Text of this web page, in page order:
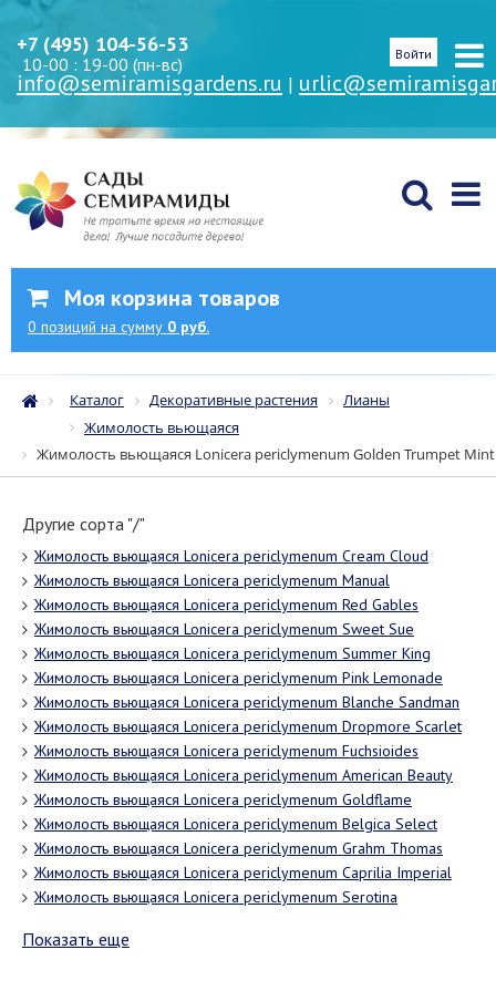
+7 (495) 104-56-53
10-00 : 19-00 (пн-вс)
info@semiramisgardens.ru |
Войти
Моя корзина товаров
0 позиций на сумму 0 руб.
Каталог Декоративные растения
Лианы
Жимолость вьющаяся
Жимолость вьющаяся Lonicera periclymenum Golden Trumpet
Другие сорта "/"
Жимолость вьющаяся Lonicera periclymenum Cream Cloud
Жимолость вьющаяся Lonicera periclymenum Manual
Жимолость вьющаяся Lonicera periclymenum Red Gables
Жимолость вьющаяся Lonicera periclymenum Sweet Sue
Жимолость вьющаяся Lonicera periclymenum Summer King
Жимолость вьющаяся Lonicera periclymenum Pink Lemonade
Жимолость вьющаяся Lonicera periclymenum Blanche Sandman
Жимолость вьющаяся Lonicera periclymenum Dropmore Scarlet
Жимолость вьющаяся Lonicera periclymenum Fuchsioides
Жимолость вьющаяся Lonicera periclymenum American Beauty
Жимолость вьющаяся Lonicera periclymenum Goldflame
Жимолость вьющаяся Lonicera periclymenum Belgica Select
Жимолость вьющаяся Lonicera periclymenum Grahm Thomas
Жимолость вьющаяся Lonicera periclymenum Caprilia Imperial
Жимолость вьющаяся Lonicera periclymenum Serotina
Показать еще